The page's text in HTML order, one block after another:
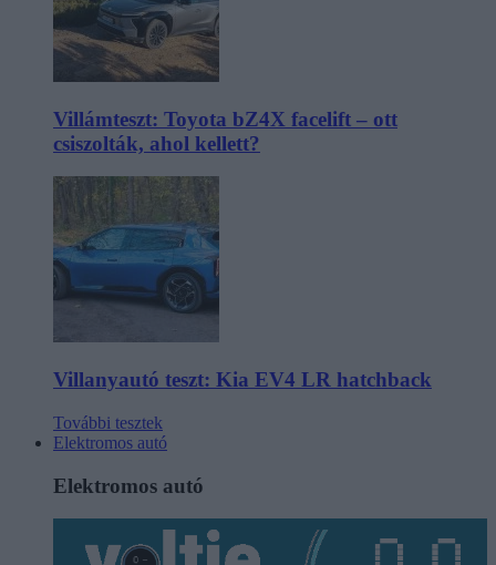
Villámteszt: Toyota bZ4X facelift – ott
csiszolták, ahol kellett?
Villanyautó teszt: Kia EV4 LR hatchback
További tesztek
Elektromos autó
Elektromos autó